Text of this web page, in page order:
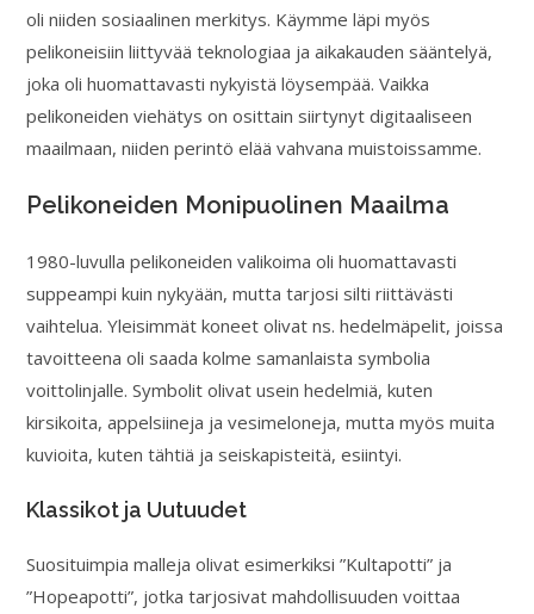
oli niiden sosiaalinen merkitys. Käymme läpi myös
pelikoneisiin liittyvää teknologiaa ja aikakauden sääntelyä,
joka oli huomattavasti nykyistä löysempää. Vaikka
pelikoneiden viehätys on osittain siirtynyt digitaaliseen
maailmaan, niiden perintö elää vahvana muistoissamme.
Pelikoneiden Monipuolinen Maailma
1980-luvulla pelikoneiden valikoima oli huomattavasti
suppeampi kuin nykyään, mutta tarjosi silti riittävästi
vaihtelua. Yleisimmät koneet olivat ns. hedelmäpelit, joissa
tavoitteena oli saada kolme samanlaista symbolia
voittolinjalle. Symbolit olivat usein hedelmiä, kuten
kirsikoita, appelsiineja ja vesimeloneja, mutta myös muita
kuvioita, kuten tähtiä ja seiskapisteitä, esiintyi.
Klassikot ja Uutuudet
Suosituimpia malleja olivat esimerkiksi ”Kultapotti” ja
”Hopeapotti”, jotka tarjosivat mahdollisuuden voittaa